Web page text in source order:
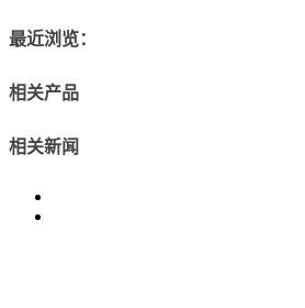
最近浏览：
相关产品
相关新闻